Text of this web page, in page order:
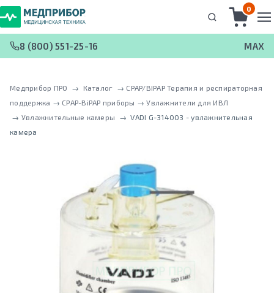
0
8 (800) 551-25-16 MAX
Медприбор ПРО → Каталог → CPAP/BIPAP Терапия и респираторная
поддержка → CPAP-BiPAP приборы → Увлажнители для ИВЛ
→ Увлажнительные камеры → VADI G-314003 - увлажнительная
камера